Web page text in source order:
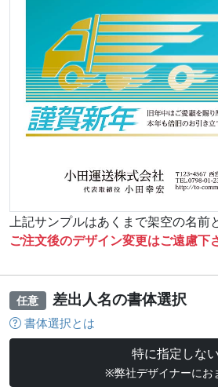
上記サンプルはあくまで架空の名前
ご注文後のデザイン変更はご遠慮下
任意 差出人名の書体選択
書体選択とは
特に指定しない
※弊社デザイナーにお